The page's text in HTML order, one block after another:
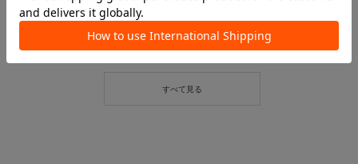
【kids🆕】お家で楽しく✨ねんど&服飾アイテム🎶
3COINS＋plusイオンモール川口店
3COINS
6.1 今週の新商品！
3COINS+plus イオン北見店
3COINS